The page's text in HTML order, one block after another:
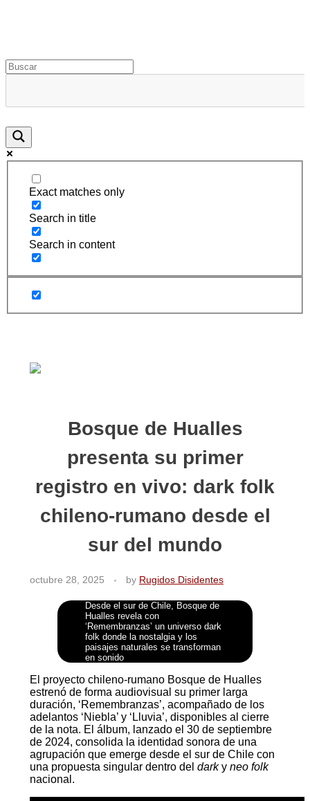
Exact matches only
Search in title
Search in content
Bosque de Hualles
presenta su primer
registro en vivo: dark folk
chileno-rumano desde el
sur del mundo
octubre 28, 2025 by Rugidos Disidentes
Desde el sur de Chile, Bosque de
Hualles revela con
‘Remembranzas’ un universo dark
folk donde la nostalgia y los
paisajes naturales se transforman
en sonido
El proyecto chileno-rumano Bosque de Hualles
estrenó de forma audiovisual su primer larga
duración, ‘Remembranzas’, acompañado de los
adelantos ‘Niebla’ y ‘Lluvia’, disponibles al cierre
de la nota. El álbum, lanzado el 30 de septiembre
de 2024, consolida la identidad sonora de una
agrupación que emerge desde el sur de Chile con
una propuesta singular dentro del darky neo folk
nacional.